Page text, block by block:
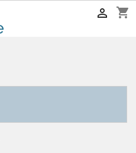
shopping_cart
